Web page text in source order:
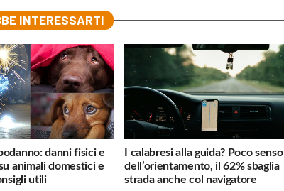
INTERESSARTI
danni fisici e
animali domestici e
utili
I calabresi alla guida? Poco senso
dell’orientamento, il 62% sbaglia
strada anche col navigatore